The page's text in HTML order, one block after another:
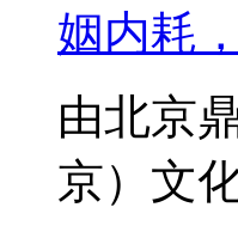
姻内耗
由北京
京）文